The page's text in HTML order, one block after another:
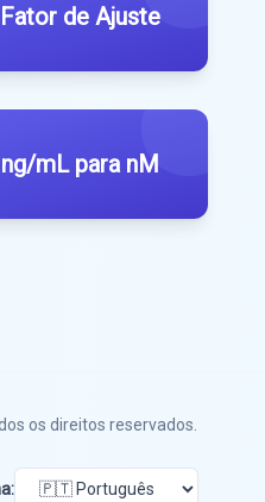
de Ajuste
mL para nM
os direitos reservados.